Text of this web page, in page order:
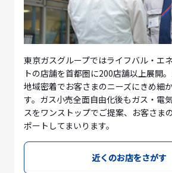
東京ガスグループではライフバル・エ
トの店舗を首都圏に200店舗以上展開
地域密着でお客さまのニーズにきめ細
す。ガス小売全面自由化後もガス・電
スをワンストップでご提案、お客さま
ポートしてまいります。
近くのお店をさがす